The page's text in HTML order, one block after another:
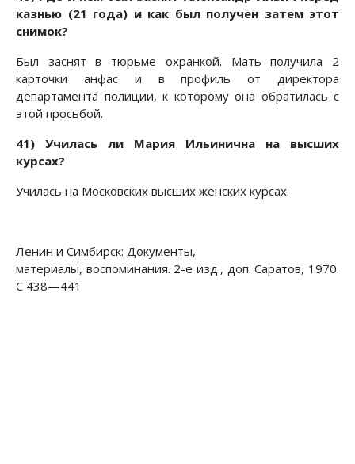
казнью (21 года) и как был получен затем этот
снимок?
Был заснят в тюрьме охранкой. Мать получила 2
карточки анфас и в профиль от директора
департамента полиции, к которому она обратилась с
этой просьбой.
41) Училась ли Мария Ильинична на высших
курсах?
Училась на Московских высших женских курсах.
Ленин и Симбирск: Документы,
материалы, воспоминания. 2-е изд., доп. Саратов, 1970.
С 438—441